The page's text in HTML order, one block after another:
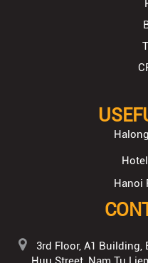
Hanoi
3rd Floor, A1 Building,